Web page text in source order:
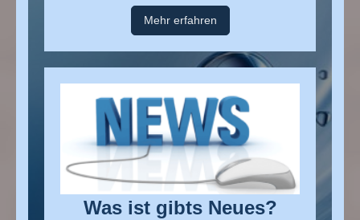
Mehr erfahren
Was ist gibts Neues?